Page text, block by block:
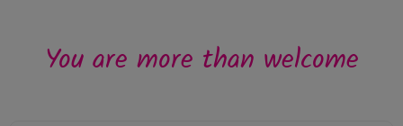
You are more than welcome